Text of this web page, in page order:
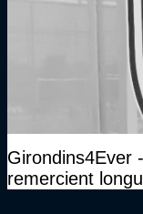
Girondins4Ever
remercient